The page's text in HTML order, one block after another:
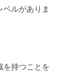
ルがありま
を持つことを